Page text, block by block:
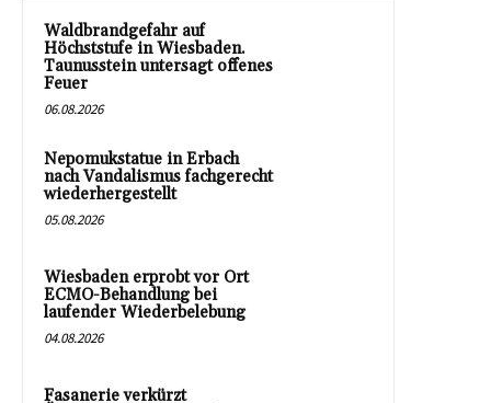
Waldbrandgefahr auf
Höchststufe in Wiesbaden.
Taunusstein untersagt offenes
Feuer
06.08.2026
Nepomukstatue in Erbach
nach Vandalismus fachgerecht
wiederhergestellt
05.08.2026
Wiesbaden erprobt vor Ort
ECMO-Behandlung bei
laufender Wiederbelebung
04.08.2026
Fasanerie verkürzt